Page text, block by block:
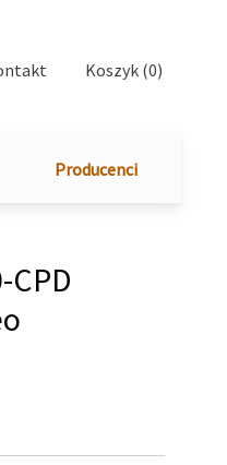
Koszyk (0)
Producenci
CPD